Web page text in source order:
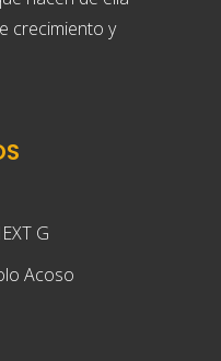
crecimiento y
G
Acoso